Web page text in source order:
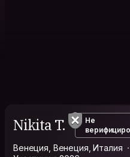
Nikita T.
Не
Венеция, Венеция, Италия